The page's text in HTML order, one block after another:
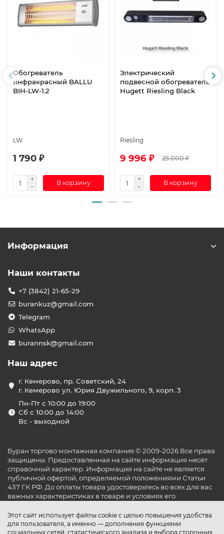
Обогреватель
инфракрасный BALLU
BIH-LW-1.2
LW
1 790 ₽
В корзину
Электрический
подвесной обогреватель
Hugett Riesling Black
Riesling
9 996 ₽ 25 000 ₽
В корзину
Этот сайт использует файлы cookie с целью повышения удобства
для пользователя, а именно — дополнения функциями
социальных сетей, статистического анализа и выбора сторонних
Информация
Наши контакты
+7 (3842) 21-65-29
burankuz@gmail.com
Telegram
WhatsApp
burannsk@gmail.com
Наш адрес
г. Кемерово, пр. Советский, 24
г. Кемерово ул. Юрия Двужильного, 9, корп. 3
Пн-Пт с 10:00 до 19:00
Сб с 10:00 до 14:00
Вс - выходной
Буран торгово монтажная компания © 2009-2026 Все права
защищены. Предоставленная на сайте информация несёт
справочный характер. Информация на сайте не является
публичной офертой, определяемой положениями Статьи
437 ГК РФ. До оплаты товара удостоверьтесь во всех для вас
важных характеристиках в товаре и условиях его